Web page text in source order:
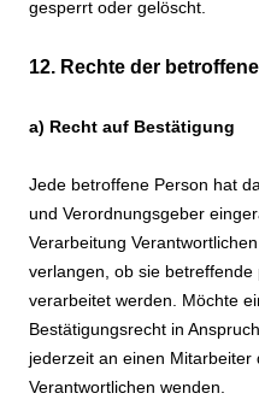
gesperrt oder gelöscht.
12. Rechte der
a) Recht auf Bestätigung
Jede betroffene Person hat
und Verordnungsgeber
Verarbeitung
verlangen, ob sie
verarbeitet werden. Möchte
Bestätigungsrecht in
jederzeit an einen Mitarbeiter
Verantwortlichen wenden.